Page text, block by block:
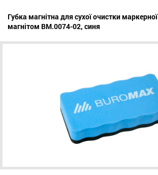
Губка магнітна для сухої очистки
магнітом BM.0074-02, синя